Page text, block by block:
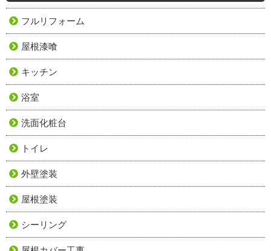
フルリフォーム
屋根漆喰
キッチン
浴室
洗面化粧台
トイレ
外壁塗装
屋根塗装
シーリング